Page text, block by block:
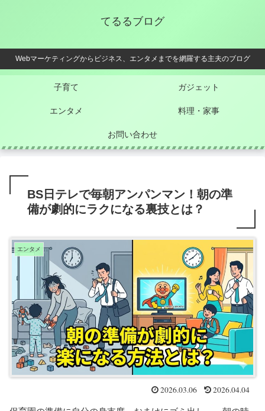
てるるブログ
Webマーケティングからビジネス、エンタメまでを網羅する主夫のブログ
子育て ガジェット
エンタメ 料理・家事
お問い合わせ
BS日テレで毎朝アンパンマン！朝の準
備が劇的にラクになる裏技とは？
エンタメ
2026.03.06 2026.04.04